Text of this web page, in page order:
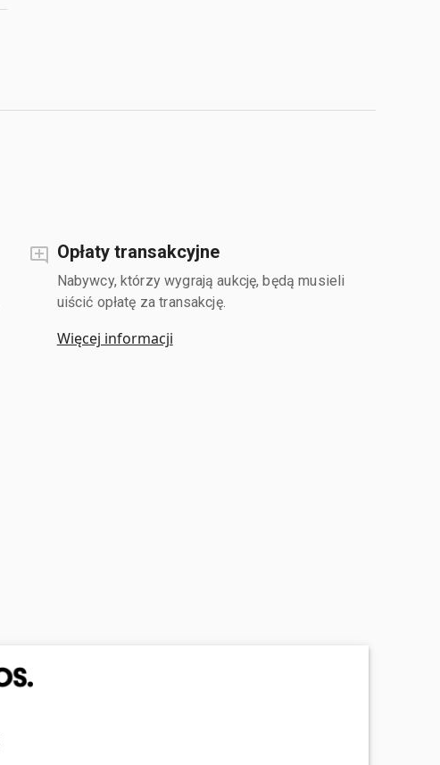
Opłaty transakcyjne
Nabywcy, którzy wygrają aukcję, będą musieli
uiścić opłatę za transakcję.
Więcej informacji